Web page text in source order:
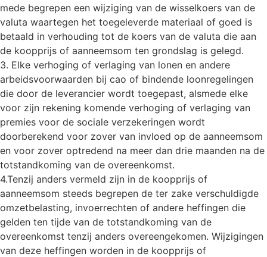
mede begrepen een wijziging van de wisselkoers van de
valuta waartegen het toegeleverde materiaal of goed is
betaald in verhouding tot de koers van de valuta die aan
de koopprijs of aanneemsom ten grondslag is gelegd.
3. Elke verhoging of verlaging van lonen en andere
arbeidsvoorwaarden bij cao of bindende loonregelingen
die door de leverancier wordt toegepast, alsmede elke
voor zijn rekening komende verhoging of verlaging van
premies voor de sociale verzekeringen wordt
doorberekend voor zover van invloed op de aanneemsom
en voor zover optredend na meer dan drie maanden na de
totstandkoming van de overeenkomst.
4.Tenzij anders vermeld zijn in de koopprijs of
aanneemsom steeds begrepen de ter zake verschuldigde
omzetbelasting, invoerrechten of andere heffingen die
gelden ten tijde van de totstandkoming van de
overeenkomst tenzij anders overeengekomen. Wijzigingen
van deze heffingen worden in de koopprijs of